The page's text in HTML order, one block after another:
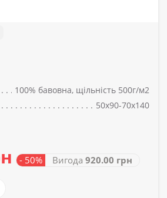
100% бавовна, щільність 500г/м2
50x90-70x140
- 50% Вигода 920.00 грн